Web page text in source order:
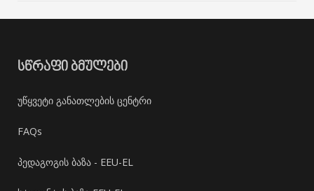
ᲡᲬᲠᲐᲤᲘ ᲑᲛᲣᲚᲔᲑᲘ
უწყვეტი განათლების ცენტრი
FAQs
პედაგოგის ბაზა - EEU-EL